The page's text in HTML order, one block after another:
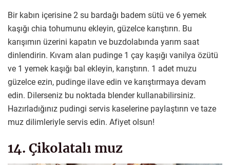
Bir kabın içerisine 2 su bardağı badem sütü ve 6 yemek
kaşığı chia tohumunu ekleyin, güzelce karıştırın. Bu
karışımın üzerini kapatın ve buzdolabında yarım saat
dinlendirin. Kıvam alan pudinge 1 çay kaşığı vanilya özütü
ve 1 yemek kaşığı bal ekleyin, karıştırın. 1 adet muzu
güzelce ezin, pudinge ilave edin ve karıştırmaya devam
edin. Dilerseniz bu noktada blender kullanabilirsiniz.
Hazırladığınız pudingi servis kaselerine paylaştırın ve taze
muz dilimleriyle servis edin. Afiyet olsun!
14. Çikolatalı muz